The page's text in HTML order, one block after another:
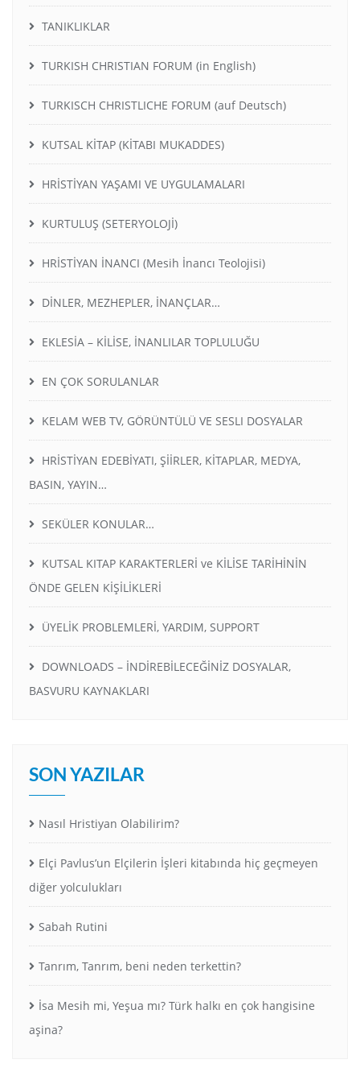
TANIKLIKLAR
TURKISH CHRISTIAN FORUM (in English)
TURKISCH CHRISTLICHE FORUM (auf Deutsch)
KUTSAL KİTAP (KİTABI MUKADDES)
HRİSTİYAN YAŞAMI VE UYGULAMALARI
KURTULUŞ (SETERYOLOJİ)
HRİSTİYAN İNANCI (Mesih İnancı Teolojisi)
DİNLER, MEZHEPLER, İNANÇLAR…
EKLESİA – KİLİSE, İNANLILAR TOPLULUĞU
EN ÇOK SORULANLAR
KELAM WEB TV, GÖRÜNTÜLÜ VE SESLI DOSYALAR
HRİSTİYAN EDEBİYATI, ŞİİRLER, KİTAPLAR, MEDYA,
BASIN, YAYIN…
SEKÜLER KONULAR…
KUTSAL KITAP KARAKTERLERİ ve KİLİSE TARİHİNİN
ÖNDE GELEN KİŞİLİKLERİ
ÜYELİK PROBLEMLERİ, YARDIM, SUPPORT
DOWNLOADS – İNDİREBİLECEĞİNİZ DOSYALAR,
BASVURU KAYNAKLARI
SON YAZILAR
Nasıl Hristiyan Olabilirim?
Elçi Pavlus’un Elçilerin İşleri kitabında hiç geçmeyen
diğer yolculukları
Sabah Rutini
Tanrım, Tanrım, beni neden terkettin?
İsa Mesih mi, Yeşua mı? Türk halkı en çok hangisine
aşina?